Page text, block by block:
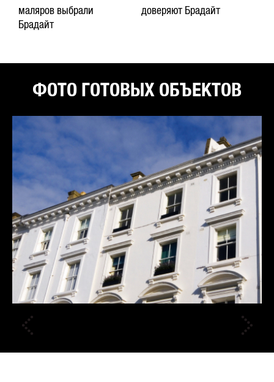
маляров выбрали
Брадайт
доверяют Брадайт
ФОТО ГОТОВЫХ ОБЪЕКТОВ